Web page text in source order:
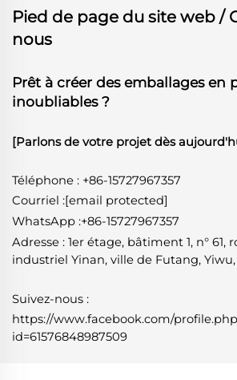
Pied de page du site web /
nous
Prêt à créer des emballages en
inoubliables ?
[Parlons de votre projet dès
Téléphone : +86-15727967357
Courriel :[email protected]
WhatsApp :+86-15727967357
Adresse : 1er étage, bâtiment 1, n° 61,
industriel Yinan, ville de Futang,
Suivez-nous :
https://www.facebook.com/
id=61576848987509